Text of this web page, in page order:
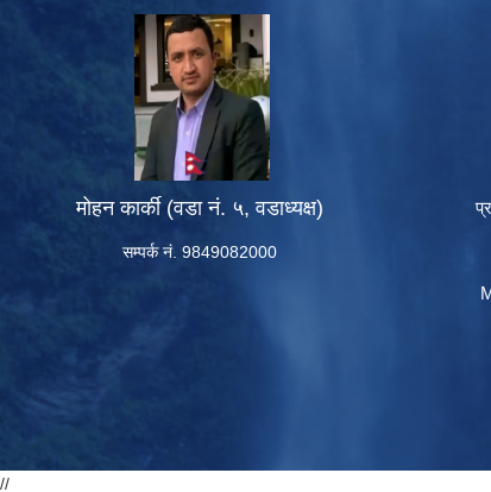
मोहन कार्की (वडा नं. ५, वडाध्यक्ष)
सम्पर्क नं. 9849082000
//